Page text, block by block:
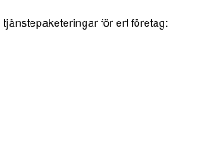
för ert företag: